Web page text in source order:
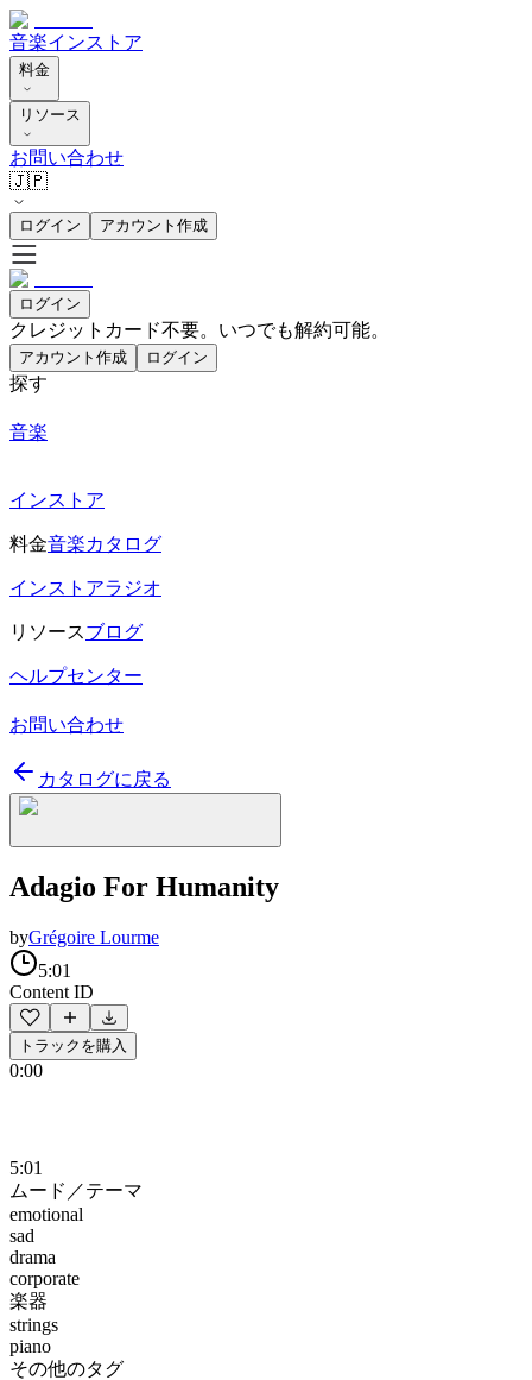
音楽インストア
料金
リソース
お問い合わせ
🇯🇵
ログイン アカウント作成
ログイン
クレジットカード不要。いつでも解約可能。
アカウント作成 ログイン
探す
音楽
インストア
料金音楽カタログ
インストアラジオ
リソースブログ
ヘルプセンター
お問い合わせ
カタログに戻る
Adagio For Humanity
byGrégoire Lourme
5:01
Content ID
トラックを購入
0:00
5:01
ムード／テーマ
emotional
sad
drama
corporate
楽器
strings
piano
その他のタグ